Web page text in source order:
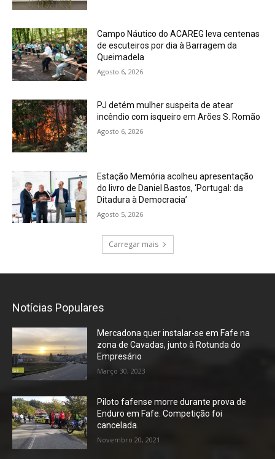
Campo Náutico do ACAREG leva centenas
de escuteiros por dia à Barragem da
Queimadela
Agosto 6, 2026
PJ detém mulher suspeita de atear
incêndio com isqueiro em Arões S. Romão
Agosto 6, 2026
Estação Memória acolheu apresentação
do livro de Daniel Bastos, ‘Portugal: da
Ditadura à Democracia’
Agosto 5, 2026
Carregar mais
Notícias Populares
Mercadona quer instalar-se em Fafe na
zona de Cavadas, junto à Rotunda do
Empresário
Março 30, 2023
Piloto fafense morre durante prova de
Enduro em Fafe. Competição foi
cancelada.
Novembro 20, 2021